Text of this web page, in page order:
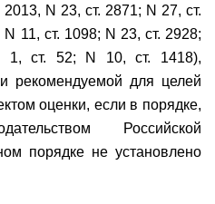
N 23, ст. 2871; N 27, ст.
11, ст. 1098; N 23, ст. 2928;
ст. 52; N 10, ст. 1418),
рекомендуемой для целей
оценки, если в порядке,
Российской
порядке не установлено